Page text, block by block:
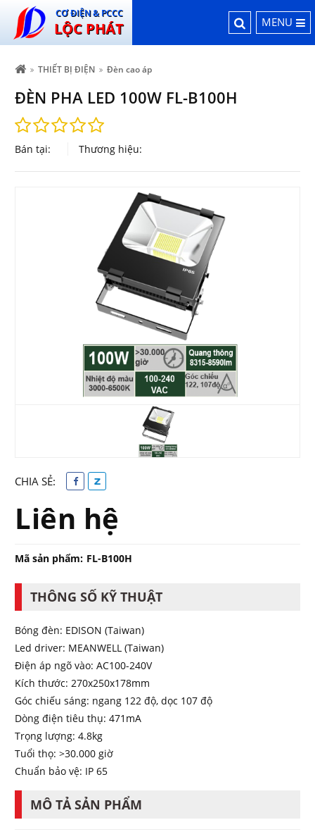
CƠ ĐIỆN & PCCC
LỘC PHÁT MENU
THIẾT BỊ ĐIỆN Đèn cao áp
ĐÈN PHA LED 100W FL-B100H
Bán tại: Thương hiệu:
CHIA SẺ:
Liên hệ
Mã sản phẩm: FL-B100H
THÔNG SỐ KỸ THUẬT
Bóng đèn: EDISON (Taiwan)
Led driver: MEANWELL (Taiwan)
Điện áp ngõ vào: AC100-240V
Kích thước: 270x250x178mm
Góc chiếu sáng: ngang 122 độ, dọc 107 độ
Dòng điện tiêu thụ: 471mA
Trọng lượng: 4.8kg
Tuổi thọ: >30.000 giờ
Chuẩn bảo vệ: IP 65
MÔ TẢ SẢN PHẨM